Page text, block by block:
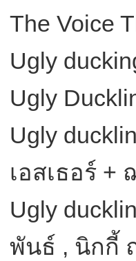
The Voice
Ugly
Ugly
Ugly
เอสเธอร์ +
Ugly
พันธ์ , นิกกี้